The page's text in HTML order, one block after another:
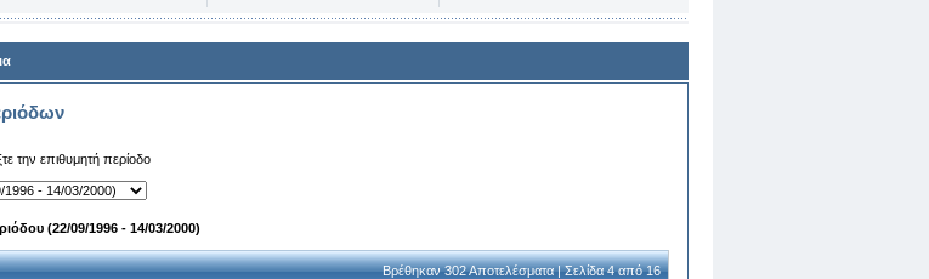
την επιθυμητή περίοδο
(22/09/1996 - 14/03/2000)
Βρέθηκαν 302 Αποτελέσματα | Σελίδα 4 από 16